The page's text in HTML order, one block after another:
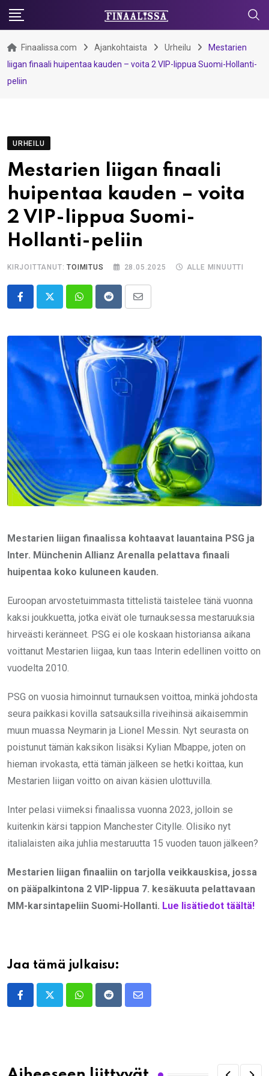
Skip
content
Finaalissa.com Ajankohtaista Urheilu
Mestarien
liigan finaali huipentaa kauden – voita 2 VIP-lippua Suomi-Hollanti-
peliin
URHEILU
Mestarien liigan finaali
huipentaa kauden – voita
2 VIP-lippua Suomi-
Hollanti-peliin
KIRJOITTANUT:TOIMITUS 28.05.2025 ALLE MINUUTTI
WhatsappRedditShare
Email
Mestarien liigan finaalissa kohtaavat lauantaina PSG ja
Inter. Münchenin Allianz Arenalla pelattava finaali
huipentaa koko kuluneen kauden.
Euroopan arvostetuimmasta tittelistä taistelee tänä vuonna
kaksi joukkuetta, jotka eivät ole turnauksessa mestaruuksia
hirveästi keränneet. PSG ei ole koskaan historiansa aikana
voittanut Mestarien liigaa, kun taas Interin edellinen voitto on
vuodelta 2010.
PSG on vuosia himoinnut turnauksen voittoa, minkä johdosta
seura paikkasi kovilla satsauksilla riveihinsä aikaisemmin
muun muassa Neymarin ja Lionel Messin. Nyt seurasta on
poistunut tämän kaksikon lisäksi Kylian Mbappe, joten on
hieman irvokasta, että tämän jälkeen se hetki koittaa, kun
Mestarien liigan voitto on aivan käsien ulottuvilla.
Inter pelasi viimeksi finaalissa vuonna 2023, jolloin se
kuitenkin kärsi tappion Manchester Citylle. Olisiko nyt
italialaisten aika juhlia mestaruutta 15 vuoden tauon jälkeen?
Mestarien liigan finaaliin on tarjolla veikkauskisa, jossa
on pääpalkintona 2 VIP-lippua 7. kesäkuuta pelattavaan
MM-karsintapeliin Suomi-Hollanti. Lue lisätiedot täältä!
Jaa tämä julkaisu:
WhatsappRedditShare